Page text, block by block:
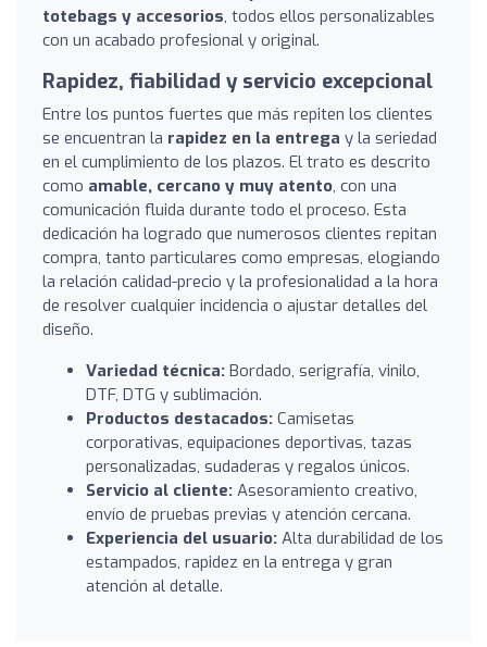
totebags y accesorios, todos ellos personalizables
con un acabado profesional y original.
Rapidez, fiabilidad y servicio excepcional
Entre los puntos fuertes que más repiten los clientes
se encuentran la rapidez en la entrega y la seriedad
en el cumplimiento de los plazos. El trato es descrito
como amable, cercano y muy atento, con una
comunicación fluida durante todo el proceso. Esta
dedicación ha logrado que numerosos clientes repitan
compra, tanto particulares como empresas, elogiando
la relación calidad-precio y la profesionalidad a la hora
de resolver cualquier incidencia o ajustar detalles del
diseño.
Variedad técnica: Bordado, serigrafía, vinilo,
DTF, DTG y sublimación.
Productos destacados: Camisetas
corporativas, equipaciones deportivas, tazas
personalizadas, sudaderas y regalos únicos.
Servicio al cliente: Asesoramiento creativo,
envío de pruebas previas y atención cercana.
Experiencia del usuario: Alta durabilidad de los
estampados, rapidez en la entrega y gran
atención al detalle.